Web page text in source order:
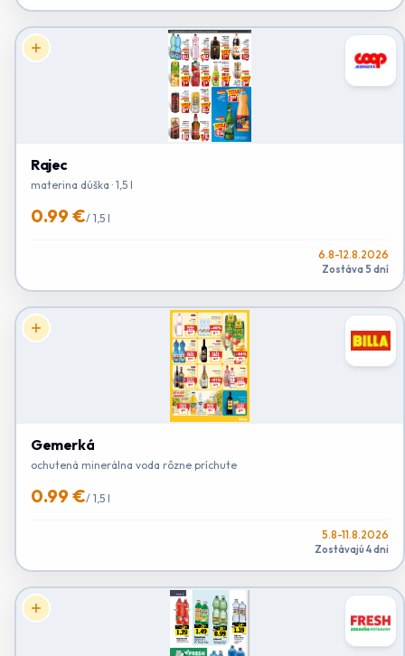
Rajec
materina dúška · 1,5 l
0.99 €/ 1,5 l
6.8-12.8.2026
Zostáva 5 dní
Gemerká
ochutená minerálna voda rôzne príchute
0.99 €/ 1,5 l
5.8-11.8.2026
Zostávajú 4 dni